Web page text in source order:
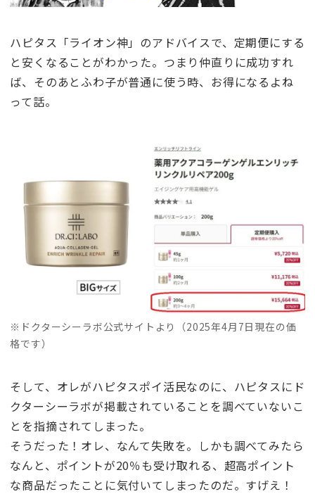
ハピタス「ライオン神」のアドバイスで、定期便にする
と安くなることがわかった。つまり仲直りに成功すれ
ば、そのあとふわ子が普通に使う時、お得になるよね
って話。
※ドクターシーラボ公式サイトより（2025年4月7日現在の価
格です）
そして、オレがハピタスポイ活民なのに、ハピタスにド
クターシーラボが掲載されていることを調べていないこ
とを指摘されてしまった。
そうだった！オレ、なんて失敗を。しかも調べてみたら
なんと、ポイントが20％も受け取れる、超高ポイント
な商品だったことに気付いてしまったのだ。すげえ！